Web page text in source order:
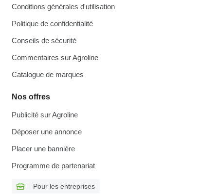
Conditions générales d'utilisation
Politique de confidentialité
Conseils de sécurité
Commentaires sur Agroline
Catalogue de marques
Nos offres
Publicité sur Agroline
Déposer une annonce
Placer une bannière
Programme de partenariat
Pour les entreprises